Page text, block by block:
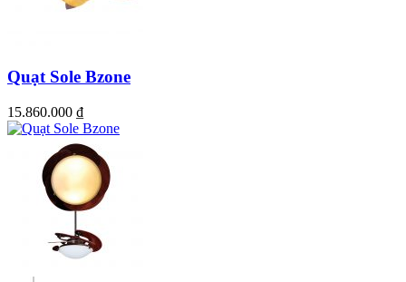
Quạt Sole Bzone
15.860.000 ₫